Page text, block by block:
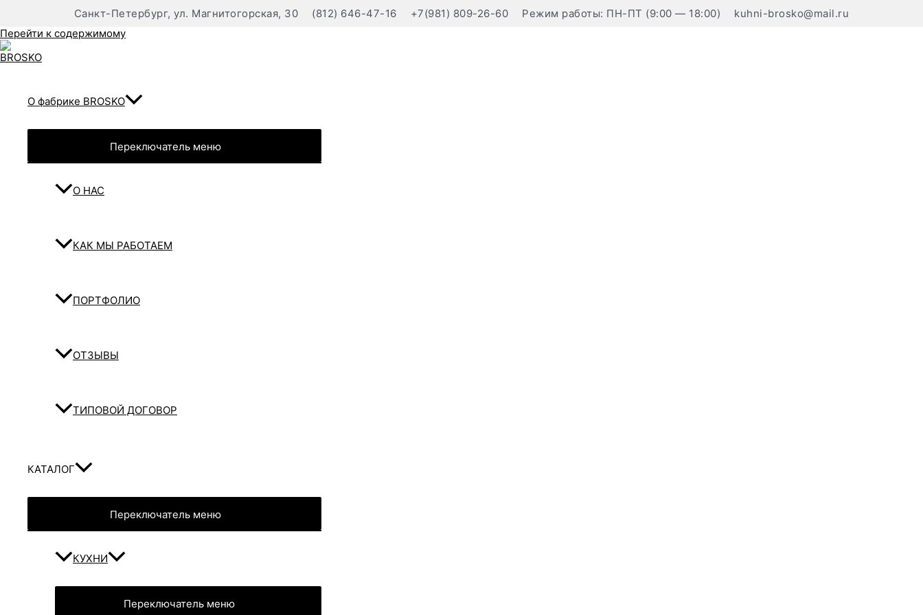
Санкт-Петербург, ул. Магнитогорская, 30 (812) 646-47-16 +7(981) 809-26-60 Режим работы: ПН-ПТ (9:00 — 18:00)
kuhni-brosko@mail.ru
Перейти к содержимому
О фабрике BROSKO
Переключатель меню
О НАС
КАК МЫ РАБОТАЕМ
ПОРТФОЛИО
ОТЗЫВЫ
ТИПОВОЙ ДОГОВОР
КАТАЛОГ
Переключатель меню
КУХНИ
Переключатель меню